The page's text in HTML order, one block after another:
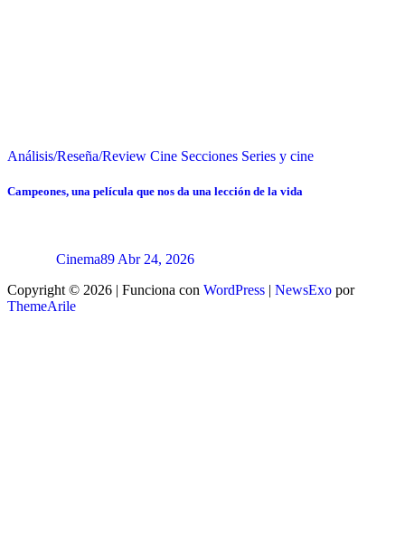
Análisis/Reseña/Review Cine Secciones Series y cine
Campeones, una película que nos da una lección de la vida
Cinema89 Abr 24, 2026
Copyright © 2026 | Funciona con WordPress | NewsExo por
ThemeArile